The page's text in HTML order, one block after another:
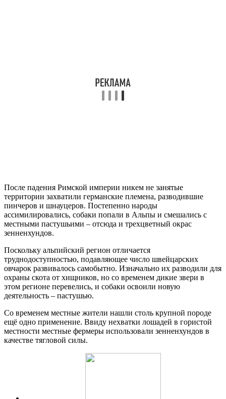
После падения Римской империи никем не занятые
территории захватили германские племена, разводившие
пинчеров и шнауцеров. Постепенно народы
ассимилировались, собаки попали в Альпы и смешались с
местными пастушьими – отсюда и трехцветный окрас
зенненхундов.
Поскольку альпийский регион отличается
труднодоступностью, подавляющее число швейцарских
овчарок развивалось самобытно. Изначально их разводили для
охраны скота от хищников, но со временем дикие звери в
этом регионе перевелись, и собаки освоили новую
деятельность – пастушью.
Со временем местные жители нашли столь крупной породе
ещё одно применение. Ввиду нехватки лошадей в гористой
местности местные фермеры использовали зенненхундов в
качестве тягловой силы.